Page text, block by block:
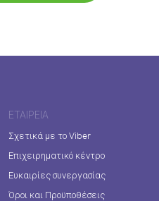
ΕΤΑΙΡΕΊΑ
Σχετικά με το Viber
Επιχειρηματικό κέντρο
Ευκαιρίες συνεργασίας
Όροι και Προϋποθέσεις